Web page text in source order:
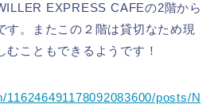
EXPRESS CAFEの2階から
す。またこの２階は貸切なため現
こともできるようです！
posts/N